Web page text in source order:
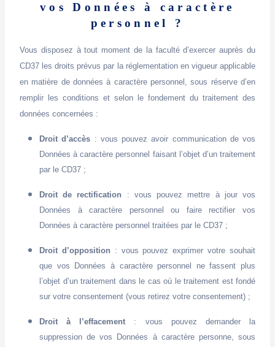
vos Données à caractère
personnel ?
Vous disposez à tout moment de la faculté d’exercer auprès du
CD37 les droits prévus par la réglementation en vigueur applicable
en matière de données à caractère personnel, sous réserve d’en
remplir les conditions et selon le fondement du traitement des
données concernées :
Droit d’accès : vous pouvez avoir communication de vos
Données à caractère personnel faisant l’objet d’un traitement
par le CD37 ;
Droit de rectification : vous pouvez mettre à jour vos
Données à caractère personnel ou faire rectifier vos
Données à caractère personnel traitées par le CD37 ;
Droit d’opposition : vous pouvez exprimer votre souhait
que vos Données à caractère personnel ne fassent plus
l’objet d’un traitement dans le cas où le traitement est fondé
sur votre consentement (vous retirez votre consentement) ;
Droit à l’effacement : vous pouvez demander la
suppression de vos Données à caractère personne, sous